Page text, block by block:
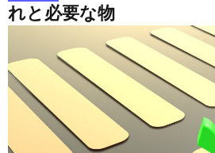
れと必要な物